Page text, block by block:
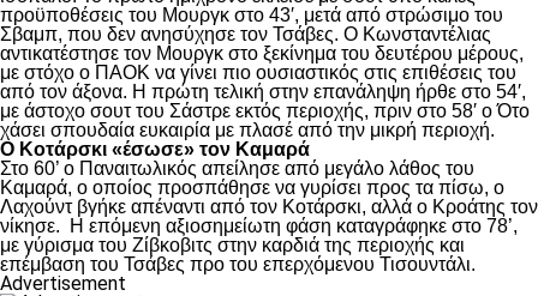
προϋποθέσεις του Μουργκ στο 43′, μετά από στρώσιμο του
Σβαμπ, που δεν ανησύχησε τον Τσάβες. Ο Κωνσταντέλιας
αντικατέστησε τον Μουργκ στο ξεκίνημα του δευτέρου μέρους,
με στόχο ο ΠΑΟΚ να γίνει πιο ουσιαστικός στις επιθέσεις του
από τον άξονα. Η πρώτη τελική στην επανάληψη ήρθε στο 54′,
με άστοχο σουτ του Σάστρε εκτός περιοχής, πριν στο 58′ ο Ότο
χάσει σπουδαία ευκαιρία με πλασέ από την μικρή περιοχή.
Ο Κοτάρσκι «έσωσε» τον Καμαρά
Στο 60’ ο Παναιτωλικός απείλησε από μεγάλο λάθος του
Καμαρά, ο οποίος προσπάθησε να γυρίσει προς τα πίσω, ο
Λαχούντ βγήκε απέναντι από τον Κοτάρσκι, αλλά ο Κροάτης τον
νίκησε. Η επόμενη αξιοσημείωτη φάση καταγράφηκε στο 78’,
με γύρισμα του Ζίβκοβιτς στην καρδιά της περιοχής και
επέμβαση του Τσάβες προ του επερχόμενου Τισουντάλι.
Advertisement